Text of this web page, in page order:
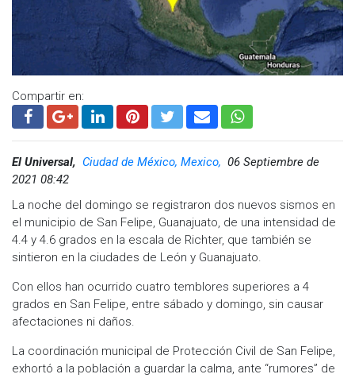
Compartir en:
El Universal, Ciudad de México, Mexico, 06 Septiembre de
2021 08:42
La noche del domingo se registraron dos nuevos sismos en
el municipio de San Felipe, Guanajuato, de una intensidad de
4.4 y 4.6 grados en la escala de Richter, que también se
sintieron en la ciudades de León y Guanajuato.
Con ellos han ocurrido cuatro temblores superiores a 4
grados en San Felipe, entre sábado y domingo, sin causar
afectaciones ni daños.
La coordinación municipal de Protección Civil de San Felipe,
exhortó a la población a guardar la calma, ante “rumores” de